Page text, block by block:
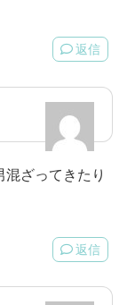
返信
ざってきたり
返信